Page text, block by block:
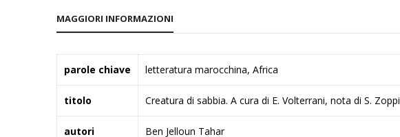
della
di
immagini
MAGGIORI INFORMAZIONI
Informazioni
parole chiave letteratura marocchina, Africa
titolo Creatura di sabbia. A cura di E. Volterrani, nota di S. Zoppi
autori Ben Jelloun Tahar